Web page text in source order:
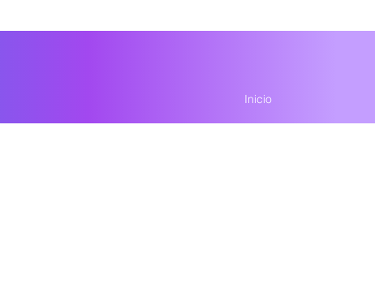
Inicio